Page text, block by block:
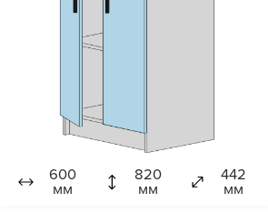
600
мм
820
мм
442
мм